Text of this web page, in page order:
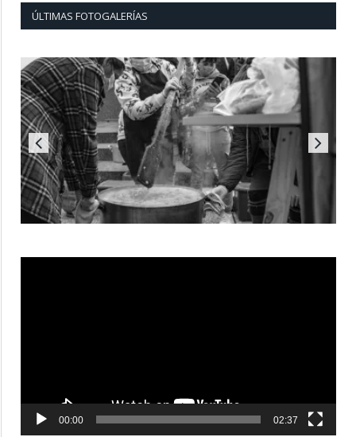
ÚLTIMAS FOTOGALERÍAS
00:00 02:37